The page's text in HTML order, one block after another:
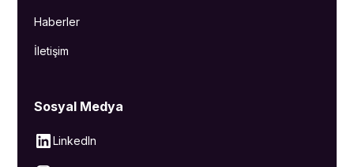
Haberler
İletişim
Sosyal Medya
LinkedIn